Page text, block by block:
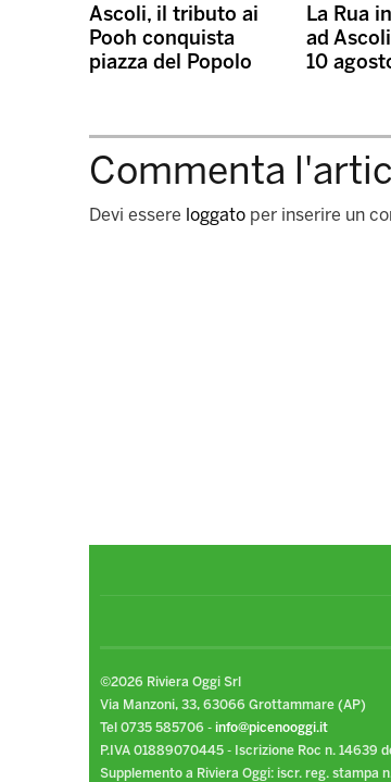
Ascoli, il tributo ai
Pooh conquista
piazza del Popolo
La Rua
ad
10
Commenta
Devi essere loggato per inserire un
©2026 Riviera Oggi Srl
Via Manzoni, 33, 63066 Grottammare (AP)
Tel 0735 585706 - info@picenooggi.it
P.IVA 01889070445 - Iscrizione Roc n.
Supplemento a Riviera Oggi: iscr. reg. stampa